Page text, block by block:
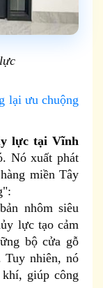
lại ưu chuộng
lực tại Vĩnh
Nó xuất phát
miền Tây
nhôm siêu
lực tạo cảm
bộ cửa gỗ
Tuy nhiên, nó
giúp công